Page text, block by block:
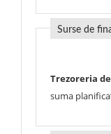
Surse de
Trezoreria
suma